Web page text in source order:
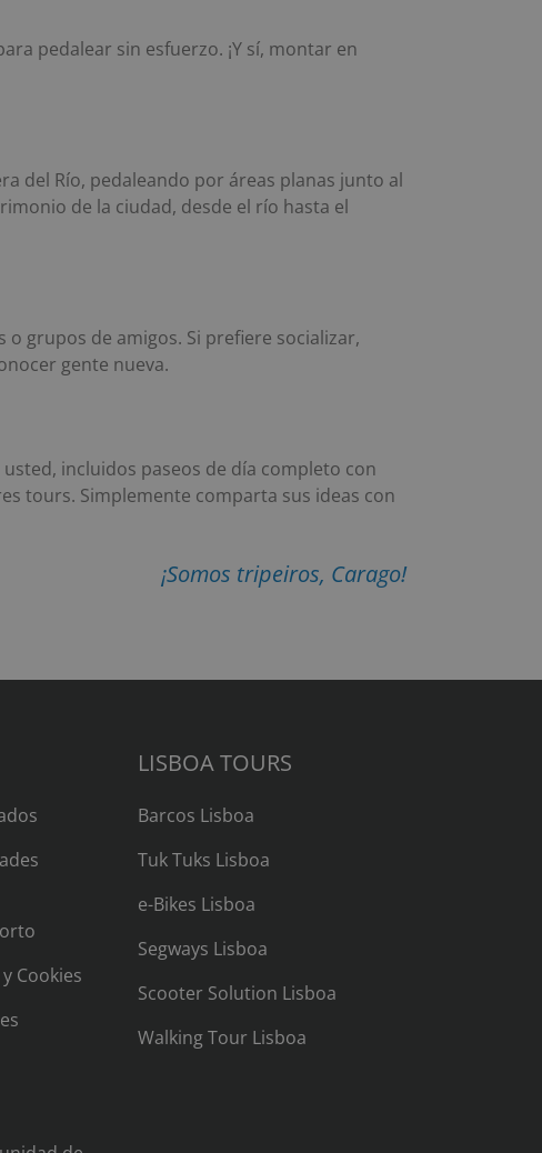
pedalear sin esfuerzo. ¡Y sí, montar en
del Río, pedaleando por áreas planas junto al
de la ciudad, desde el río hasta el
grupos de amigos. Si prefiere socializar,
gente nueva.
incluidos paseos de día completo con
tours. Simplemente comparta sus ideas con
¡Somos tripeiros, Carago!
Cookies
LISBOA TOURS
Barcos Lisboa
Tuk Tuks Lisboa
e-Bikes Lisboa
Segways Lisboa
Scooter Solution Lisboa
Walking Tour Lisboa